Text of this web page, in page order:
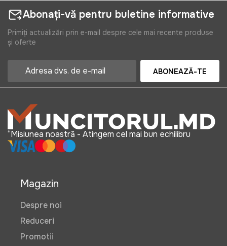
Abonați-vă pentru buletine informative
Primiți actualizări prin e-mail despre cele mai recente produse
și oferte
ABONEAZĂ-TE
“Misiunea noastră - Atingem cel mai bun echilibru
Magazin
Despre noi
Reduceri
Promotii